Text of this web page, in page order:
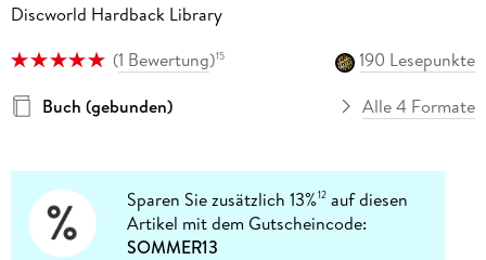
Discworld Hardback Library
(1 Bewertung)15
190 Lesepunkte
Buch (gebunden)
Alle 4 Formate
Sparen Sie zusätzlich 13%12 auf diesen
Artikel mit dem Gutscheincode:
SOMMER13